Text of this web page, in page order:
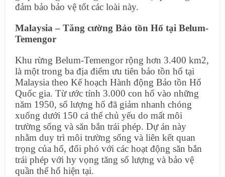
đảm bảo bảo vệ tốt các loài này.
Malaysia – Tăng cường Bảo tồn Hổ tại Belum-
Temengor
Khu rừng Belum-Temengor rộng hơn 3.400 km2,
là một trong ba địa điểm ưu tiên bảo tồn hổ tại
Malaysia theo Kế hoạch Hành động Bảo tồn Hổ
Quốc gia. Từ ước tính 3.000 con hổ vào những
năm 1950, số lượng hổ đã giảm nhanh chóng
xuống dưới 150 cá thể chủ yếu do mất môi
trường sống và săn bắn trái phép. Dự án này
nhằm duy trì môi trường sống và liên kết quan
trọng của hổ, đối phó với các hoạt động săn bắn
trái phép với hy vọng tăng số lượng và bảo vệ
quần thể hổ hiện tại.